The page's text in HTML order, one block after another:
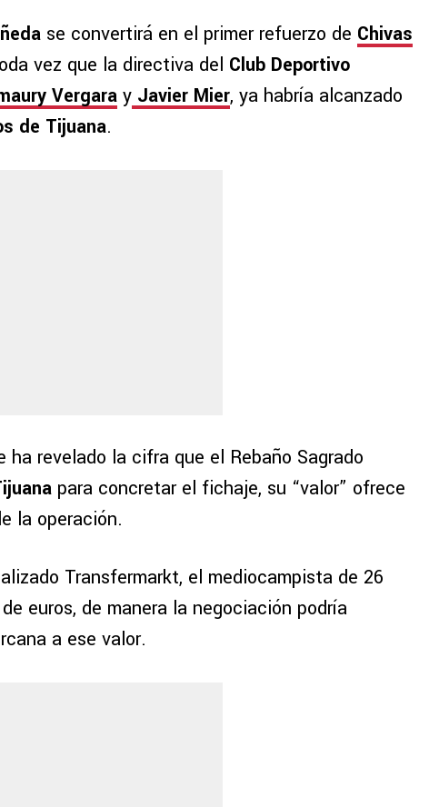
se convertirá en el primer refuerzo de Chivas
vez que la directiva del Club Deportivo
Vergara y Javier Mier, ya habría alcanzado
de Tijuana.
revelado la cifra que el Rebaño Sagrado
para concretar el fichaje, su “valor” ofrece
la operación.
Transfermarkt, el mediocampista de 26
euros, de manera la negociación podría
a ese valor.